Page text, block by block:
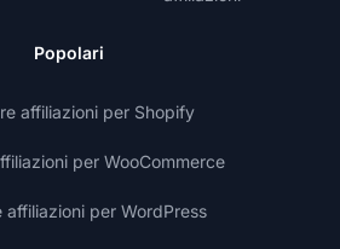
Popolari
affiliazioni per Shopify
per WooCommerce
affiliazioni per WordPress